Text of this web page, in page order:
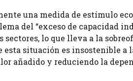
una medida de estímulo
del “exceso de capacidad
lo que lleva a la
situación es insostenible a
añadido y reduciendo la